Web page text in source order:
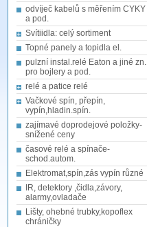
odvíječ kabelů s měřením CYKY
a pod.
Svítiidla: celý sortiment
Topné panely a topidla el.
pulzní instal.relé Eaton a jiné zn.
pro bojlery a pod.
relé a patice relé
Vačkové spín, přepín,
vypín,hladin.spín.
zajímavé doprodejové položky-
snížené ceny
časové relé a spínače-
schod.autom.
Elektromat,spín,zás vypín různé
IR, detektory ,čidla,závory,
alarmy,ovladače
Lišty, ohebné trubky,kopoflex
chráničky